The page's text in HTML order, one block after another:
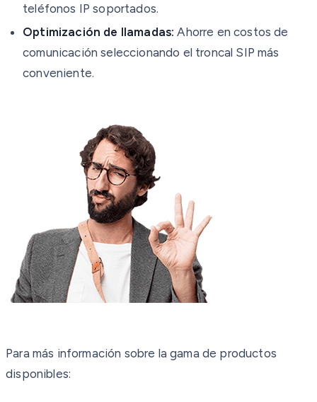
teléfonos IP soportados.
Optimización de llamadas: Ahorre en costos de
comunicación seleccionando el troncal SIP más
conveniente.
Para más información sobre la gama de productos
disponibles: